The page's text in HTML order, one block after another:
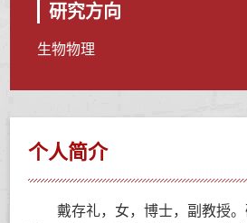
研究方向
生物物理
个人简介
戴存礼，女，博士，副教授